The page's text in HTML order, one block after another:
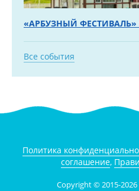
«АРБУЗНЫЙ ФЕСТИВАЛЬ»
Все события
Политика
соглашение,
Copyright © 2015-